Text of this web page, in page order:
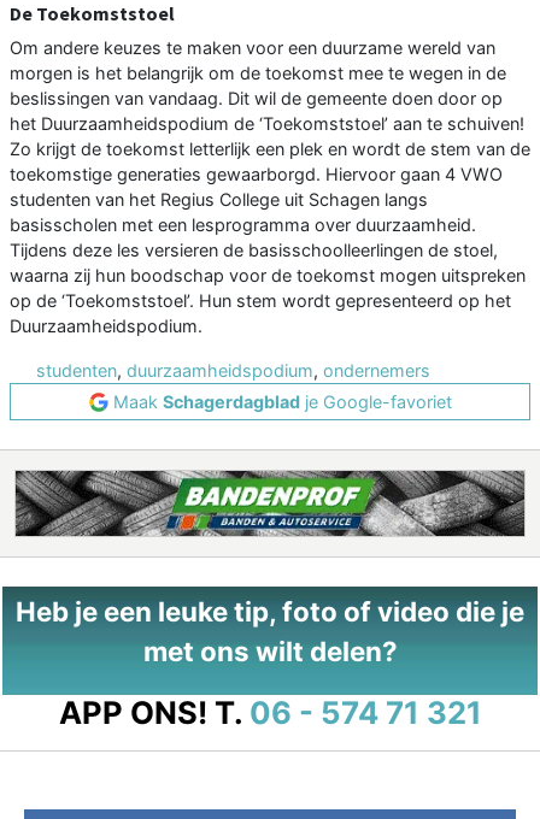
De Toekomststoel
Om andere keuzes te maken voor een duurzame wereld van
morgen is het belangrijk om de toekomst mee te wegen in de
beslissingen van vandaag. Dit wil de gemeente doen door op
het Duurzaamheidspodium de ‘Toekomststoel’ aan te schuiven!
Zo krijgt de toekomst letterlijk een plek en wordt de stem van de
toekomstige generaties gewaarborgd. Hiervoor gaan 4 VWO
studenten van het Regius College uit Schagen langs
basisscholen met een lesprogramma over duurzaamheid.
Tijdens deze les versieren de basisschoolleerlingen de stoel,
waarna zij hun boodschap voor de toekomst mogen uitspreken
op de ‘Toekomststoel’. Hun stem wordt gepresenteerd op het
Duurzaamheidspodium.
studenten, duurzaamheidspodium, ondernemers
Maak Schagerdagbladje Google-favoriet
Heb je een leuke tip, foto of video die je
met ons wilt delen?
APP ONS! T. 06 - 574 71 321